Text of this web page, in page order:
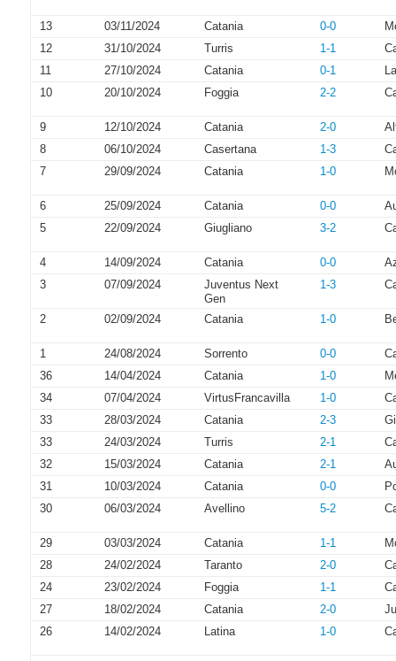
13 03/11/2024 Catania 0-0
12
31/10/2024 Turris 1-1
11
27/10/2024 Catania 0-1
10
20/10/2024 Foggia 2-2
9 12/10/2024 Catania 2-0
8
06/10/2024 Casertana 1-3
7
29/09/2024 Catania 1-0
6 25/09/2024 Catania 0-0
5
22/09/2024 Giugliano 3-2
4 14/09/2024 Catania 0-0
3
07/09/2024
Juventus Next
Gen
1-3
2 02/09/2024 Catania 1-0
1 24/08/2024 Sorrento 0-0
36
14/04/2024 Catania 1-0
34
07/04/2024 VirtusFrancavilla 1-0
33
28/03/2024 Catania 2-3
33
24/03/2024 Turris 2-1
32
15/03/2024 Catania 2-1
31
10/03/2024 Catania 0-0
30
06/03/2024 Avellino 5-2
29 03/03/2024 Catania 1-1
28
24/02/2024 Taranto 2-0
24
23/02/2024 Foggia 1-1
27
18/02/2024 Catania 2-0
26
14/02/2024 Latina 1-0